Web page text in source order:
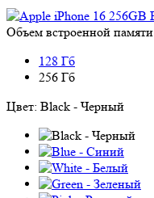
Объем встроенной памяти
128 Гб
256 Гб
Цвет: Black - Черный